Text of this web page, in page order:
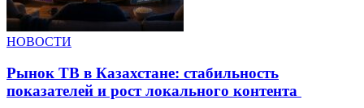
НОВОСТИ
Рынок ТВ в Казахстане: стабильность
показателей и рост локального контента